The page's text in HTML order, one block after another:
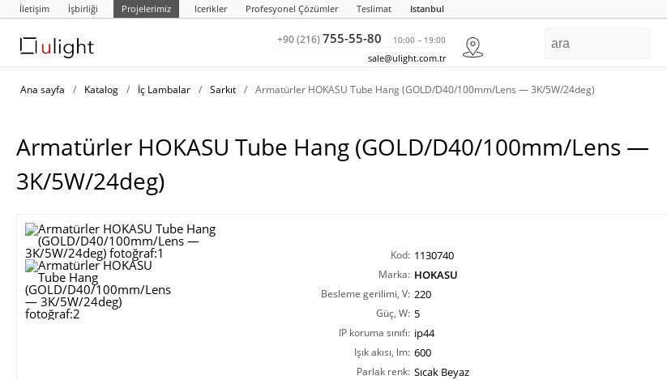
İletişim İşbirliği Projelerimiz Icerikler Profesyonel Çözümler Teslimat Istanbul
+90 (216)755-55-80 10:00 – 19:00
sale@ulight.com.tr
Ana sayfa / Katalog / İç Lambalar / Sarkıt / Armatürler HOKASU Tube Hang (GOLD/D40/100mm/Lens — 3K/5W/24deg)
Armatürler HOKASU Tube Hang (GOLD/D40/100mm/Lens —
3K/5W/24deg)
Kod: 1130740
Marka: HOKASU
Besleme gerilimi, V: 220
Güç, W: 5
IP koruma sınıfı: ip44
Işık akısı, lm: 600
Parlak renk: Sıcak Beyaz